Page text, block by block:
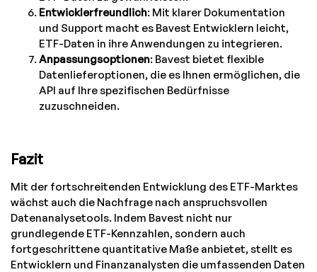
Entwicklerfreundlich: Mit klarer Dokumentation
und Support macht es Bavest Entwicklern leicht,
ETF-Daten in ihre Anwendungen zu integrieren.
Anpassungsoptionen: Bavest bietet flexible
Datenlieferoptionen, die es Ihnen ermöglichen, die
API auf Ihre spezifischen Bedürfnisse
zuzuschneiden.
Fazit
Mit der fortschreitenden Entwicklung des ETF-Marktes
wächst auch die Nachfrage nach anspruchsvollen
Datenanalysetools. Indem Bavest nicht nur
grundlegende ETF-Kennzahlen, sondern auch
fortgeschrittene quantitative Maße anbietet, stellt es
Entwicklern und Finanzanalysten die umfassenden Daten